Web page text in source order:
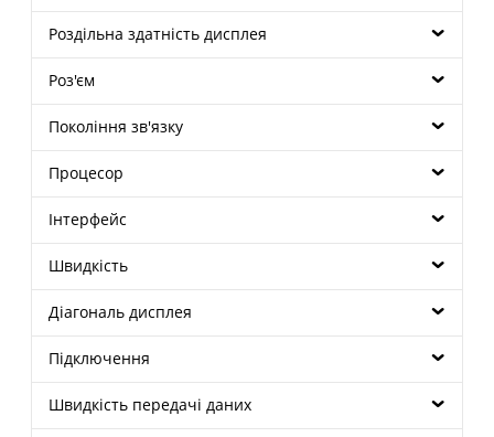
Роздільна здатність дисплея
Роз'єм
Покоління зв'язку
Процесор
Інтерфейс
Швидкість
Діагональ дисплея
Підключення
Швидкість передачі даних